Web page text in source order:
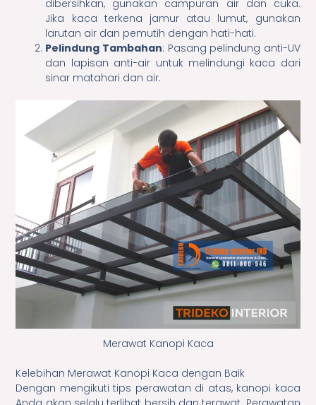
dibersihkan, gunakan campuran air dan cuka.
Jika kaca terkena jamur atau lumut, gunakan
larutan air dan pemutih dengan hati-hati.
Pelindung Tambahan: Pasang pelindung anti-UV
dan lapisan anti-air untuk melindungi kaca dari
sinar matahari dan air.
Merawat Kanopi Kaca
Kelebihan Merawat Kanopi Kaca dengan Baik
Dengan mengikuti tips perawatan di atas, kanopi kaca